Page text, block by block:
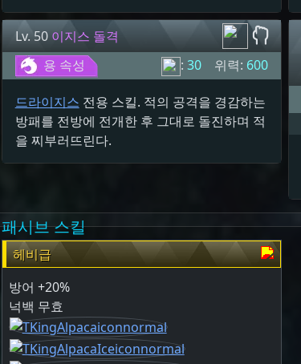
Lv. 50 이지스 돌격
용 속성
:30 위력: 600
드라이지스 전용 스킬. 적의 공격을 경감하는
방패를 전방에 전개한 후 그대로 돌진하며 적
을 찌부러뜨린다.
패시브 스킬
헤비급
방어 +20%
넉백 무효